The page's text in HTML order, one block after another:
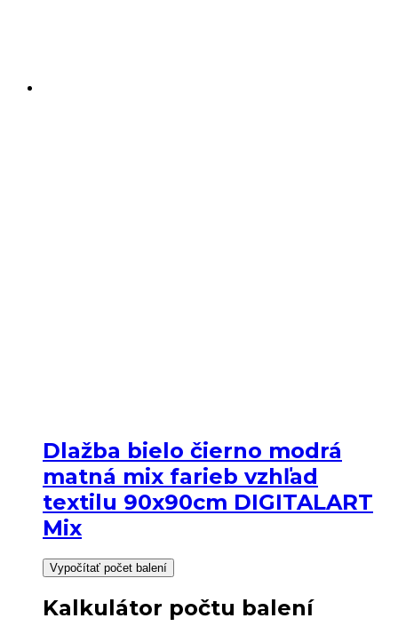
Dlažba bielo čierno modrá
matná mix farieb vzhľad
textilu 90x90cm DIGITALART
Mix
Vypočítať počet balení
Kalkulátor počtu balení